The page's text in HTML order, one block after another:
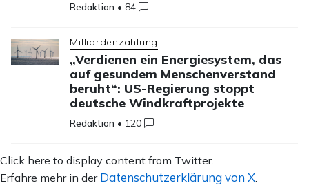
Redaktion • 84
Milliardenzahlung
„Verdienen ein Energiesystem, das
auf gesundem Menschenverstand
beruht“: US-Regierung stoppt
deutsche Windkraftprojekte
Redaktion • 120
Inhalt
von
Click here to display content from Twitter.
Erfahre mehr in der Datenschutzerklärung von X